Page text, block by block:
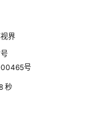
界
号
秒